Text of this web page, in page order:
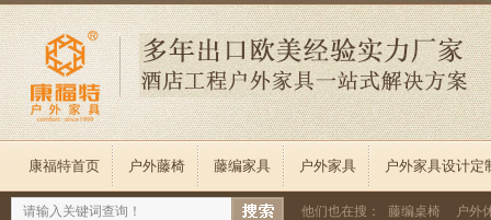
康福特首页 户外藤椅 藤编家具 户外家具 户外家具设计定
他们也在搜： 藤编桌椅 户外